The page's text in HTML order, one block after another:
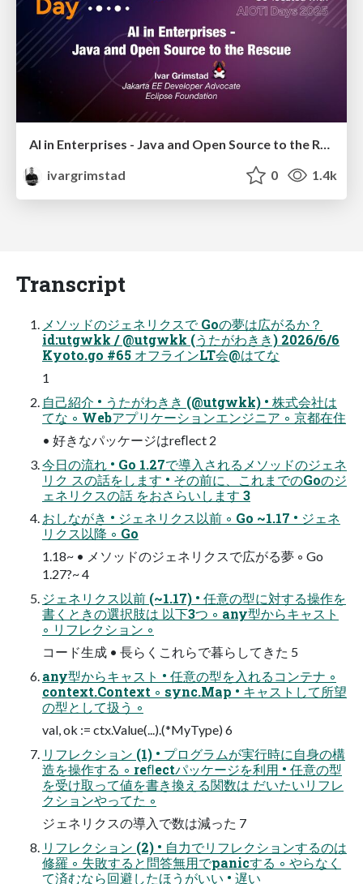
ivargrimstad
0 1.4k
Transcript
メソッドのジェネリクスで Goの夢は広がるか？
id:utgwkk / @utgwkk (うたがわきき) 2026/6/6
Kyoto.go #65 オフラインLT会@はてな
1
自己紹介 • うたがわきき (@utgwkk) • 株式会社は
てな ◦ Webアプリケーションエンジニア ◦ 京都在住
• 好きなパッケージはreﬂect 2
今日の流れ • Go 1.27で導入されるメソッドのジェネ
リク スの話をします • その前に、これまでのGoのジ
ェネリクスの話 をおさらいします 3
おしながき • ジェネリクス以前 ◦ Go ~1.17 • ジェネ
リクス以降 ◦ Go
1.18~ • メソッドのジェネリクスで広がる夢 ◦ Go
1.27?~ 4
ジェネリクス以前 (~1.17) • 任意の型に対する操作を
書くときの選択肢は 以下3つ ◦ any型からキャスト
◦ リフレクション ◦
コード生成 • 長らくこれらで暮らしてきた 5
any型からキャスト • 任意の型を入れるコンテナ ◦
context.Context ◦ sync.Map • キャストして所望
の型として扱う ◦
val, ok := ctx.Value(...).(*MyType) 6
リフレクション (1) • プログラムが実行時に自身の構
造を操作する ◦ reﬂectパッケージを利用 • 任意の型
を受け取って値を書き換える関数は だいたいリフレ
クションやってた ◦
ジェネリクスの導入で数は減った 7
リフレクション (2) • 自力でリフレクションするのは
修羅 ◦ 失敗すると問答無用でpanicする ◦ やらなく
て済むなら回避したほうがいい • 遅い